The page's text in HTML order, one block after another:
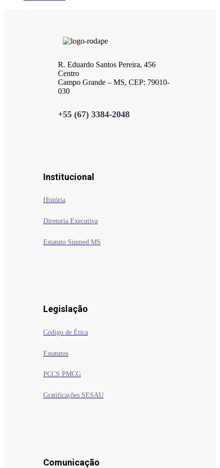
R. Eduardo Santos Pereira, 456
Centro
Campo Grande – MS, CEP: 79010-
030
+55 (67) 3384-2048
Institucional
História
Diretoria Executiva
Estatuto Sinmed MS
Legislação
Código de Ética
Estatutos
PCCS PMCG
Gratificações SESAU
Comunicação